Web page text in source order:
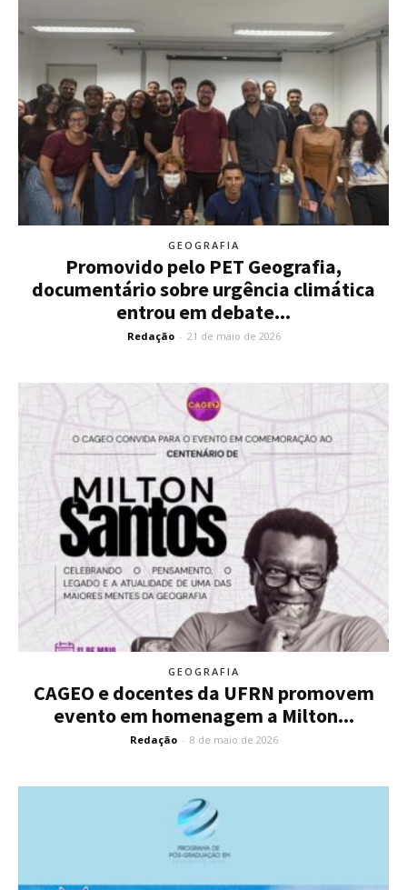
GEOGRAFIA
Promovido pelo PET Geografia,
documentário sobre urgência climática
entrou em debate...
Redação - 21 de maio de 2026
GEOGRAFIA
CAGEO e docentes da UFRN promovem
evento em homenagem a Milton...
Redação - 8 de maio de 2026